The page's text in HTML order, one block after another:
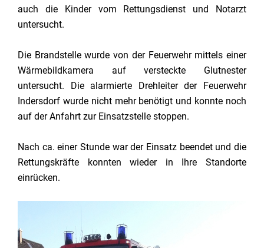
auch die Kinder vom Rettungsdienst und Notarzt
untersucht.
Die Brandstelle wurde von der Feuerwehr mittels einer
Wärmebildkamera auf versteckte Glutnester
untersucht. Die alarmierte Drehleiter der Feuerwehr
Indersdorf wurde nicht mehr benötigt und konnte noch
auf der Anfahrt zur Einsatzstelle stoppen.
Nach ca. einer Stunde war der Einsatz beendet und die
Rettungskräfte konnten wieder in Ihre Standorte
einrücken.